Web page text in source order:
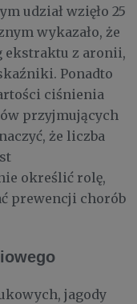
udział wzięło 25
wykazało, że
ekstraktu z aronii,
Ponadto
ciśnienia
przyjmujących
że liczba
określić rolę,
prewencji chorób
jagody